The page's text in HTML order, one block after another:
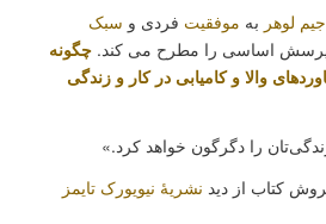
395000 تومان
276000 تومان
است.
جیم لوهر به موفقیت فردی و سبک
پرسش اساسی را مطرح می کند. چگونه
والا و کامیابی در کار و زندگی
را دگرگون خواهد کرد.»
کتاب از دید نشریۀ نیویورک تایمز